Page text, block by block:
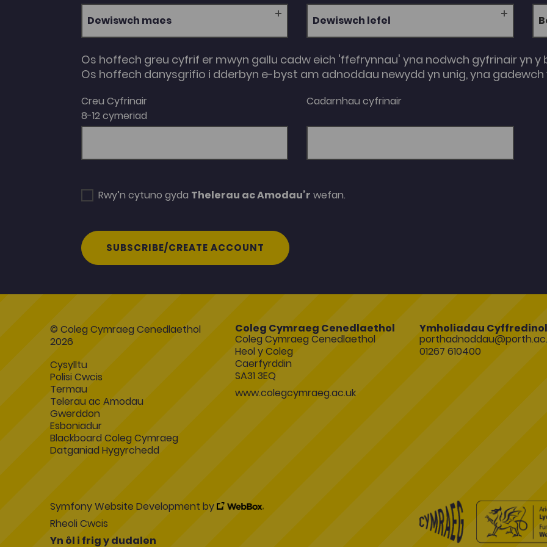
Dewiswch maes
Dewiswch lefel
Os hoffech greu cyfrif er mwyn gallu cadw eich 'ffefrynnau' yna nodwch gyfrinair yn y
Os hoffech danysgrifio i dderbyn e-byst am adnoddau newydd yn unig, yna gadewch
Creu Cyfrinair
8-12 cymeriad
Cadarnhau cyfrinair
Rwy’n cytuno gyda Thelerau ac Amodau’r wefan.
SUBSCRIBE/CREATE ACCOUNT
© Coleg Cymraeg Cenedlaethol
2026
Cysylltu
Polisi Cwcis
Termau
Telerau ac Amodau
Gwerddon
Esboniadur
Blackboard Coleg Cymraeg
Datganiad Hygyrchedd
Coleg Cymraeg Cenedlaethol
Coleg Cymraeg Cenedlaethol
Heol y Coleg
Caerfyrddin
SA31 3EQ
www.colegcymraeg.ac.uk
Ymholiadau Cyffredinol
01267 610400
Symfony Website Development by
Rheoli Cwcis
Yn ôl i frig y dudalen